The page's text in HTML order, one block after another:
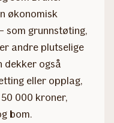
økonomisk
som grunnstøting,
andre plutselige
dekker også
eller opplag,
000 kroner,
bom.